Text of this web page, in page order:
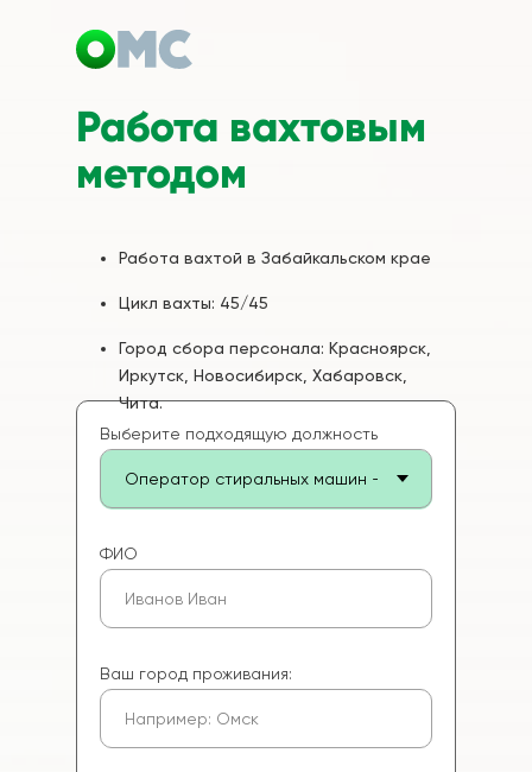
Выберите подходящую должность
ФИО
Ваш город проживания:
Работа вахтой в Забайкальском крае
Работа вахтовым
методом
Цикл вахты: 45/45
Город сбора персонала: Красноярск,
Иркутск, Новосибирск, Хабаровск,
Чита.